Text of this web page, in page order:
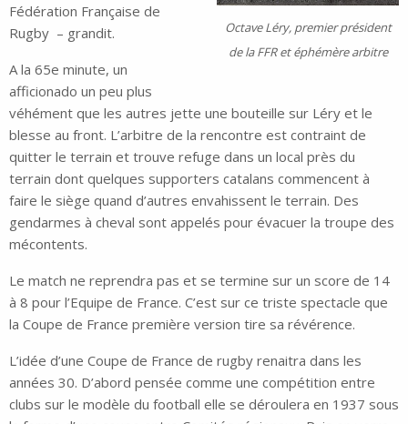
Octave Léry, premier président
de la FFR et éphémère arbitre
Fédération Française de
Rugby – grandit.
A la 65e minute, un
afficionado un peu plus
véhément que les autres jette une bouteille sur Léry et le
blesse au front. L’arbitre de la rencontre est contraint de
quitter le terrain et trouve refuge dans un local près du
terrain dont quelques supporters catalans commencent à
faire le siège quand d’autres envahissent le terrain. Des
gendarmes à cheval sont appelés pour évacuer la troupe des
mécontents.
Le match ne reprendra pas et se termine sur un score de 14
à 8 pour l’Equipe de France. C’est sur ce triste spectacle que
la Coupe de France première version tire sa révérence.
L’idée d’une Coupe de France de rugby renaitra dans les
années 30. D’abord pensée comme une compétition entre
clubs sur le modèle du football elle se déroulera en 1937 sous